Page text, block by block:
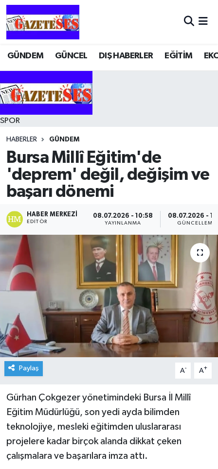
GÜNDEM GÜNCEL DIŞ HABERLER EĞİTİM
SPOR
HABERLER GÜNDEM
Bursa Millî Eğitim'de
'deprem' değil, değişim ve
başarı dönemi
HABER MERKEZI
EDITÖR
08.07.2026 - 10:58
YAYINLANMA
08.07.2026 -
GÜNCELLEME
Paylaş A- A+
Gürhan Çokgezer yönetimindeki Bursa İl Millî
Eğitim Müdürlüğü, son yedi ayda bilimden
teknolojiye, mesleki eğitimden uluslararası
projelere kadar birçok alanda dikkat çeken
çalışmalara ve başarılara imza attı.